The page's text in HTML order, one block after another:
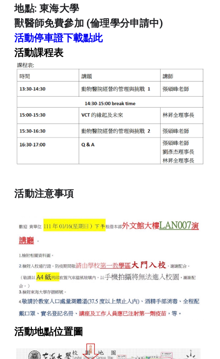
地點: 東海大學
獸醫師免費參加 (倫理學分申請中)
活動停車證下載點此
活動課程表
活動注意事項
活動地點位置圖